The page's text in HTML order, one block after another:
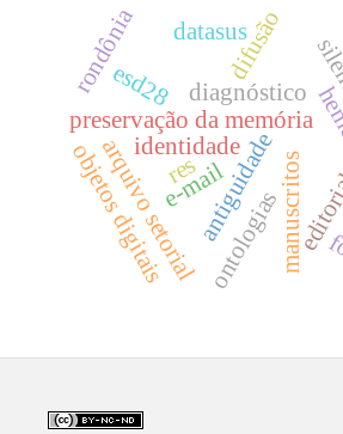
manuscritos
preservação da memória
antiguidade
ontologias
arquivo setorial
diagnóstico
identidade
difusão
e-mail
res
esd28
datasus
objetos digitais
rondônia